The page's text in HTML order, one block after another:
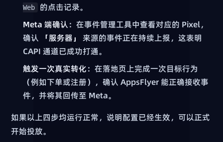
Web
的点击记录。
Meta 端确认：在事件管理工具中查看对应的 Pixel，
确认
「服务器」
来源的事件正在持续上报，这表明
CAPI 通道已成功打通。
触发一次真实转化：在落地页上完成一次目标行为
（例如下单或注册），确认 AppsFlyer 能正确接收事
件，并将其回传至 Meta。
如果以上四步均运行正常，说明配置已经生效，可以正式
开始投放。